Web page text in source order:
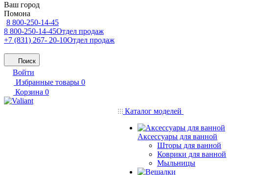
Ваш город
Помона
8 800-250-14-45
8 800-250-14-45Отдел продаж
+7 (831) 267- 20-10Отдел продаж
Поиск
Войти
Избранные товары 0
Корзина 0
Каталог моделей
Аксессуары для ванной
Шторы для ванной
Коврики для ванной
Мыльницы